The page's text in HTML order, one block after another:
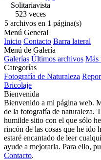
Solitariavista
523 veces
5 archivos en 1 página(s)
Menú General
Inicio Contacto Barra lateral
Menú de Galería
Galerías Últimos archivos Más
Categorías
Fotografía de Naturaleza
Bricolaje
Bienvenida
Bienvenido a mi página web.
de la fotografía de naturaleza.
humilde sitio con el que sólo
rincón de las cosas que he ido
estaré encantado de leer
ayude a mejorarla. Para ello,
Contacto.